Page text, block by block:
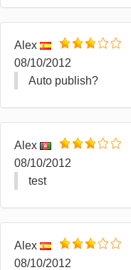
Alex
08/10/2012
Auto publish?
Alex
08/10/2012
test
Alex
08/10/2012